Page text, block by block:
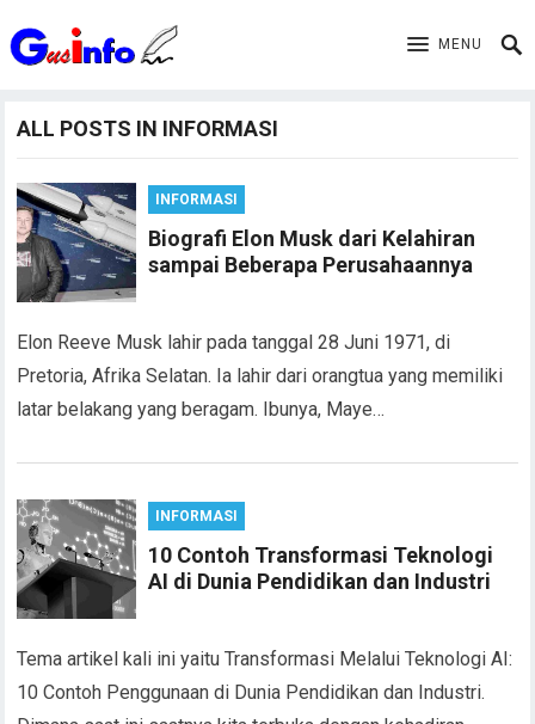
MENU
ALL POSTS IN INFORMASI
INFORMASI
Biografi Elon Musk dari Kelahiran
sampai Beberapa Perusahaannya
Elon Reeve Musk lahir pada tanggal 28 Juni 1971, di
Pretoria, Afrika Selatan. Ia lahir dari orangtua yang memiliki
latar belakang yang beragam. Ibunya, Maye…
INFORMASI
10 Contoh Transformasi Teknologi
AI di Dunia Pendidikan dan Industri
Tema artikel kali ini yaitu Transformasi Melalui Teknologi AI:
10 Contoh Penggunaan di Dunia Pendidikan dan Industri.